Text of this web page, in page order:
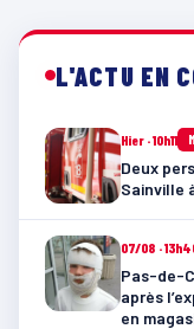
L'ACTU EN
Hier · 10h11
Deux
Sainville
07/08 ·
Pas-de-
après
en